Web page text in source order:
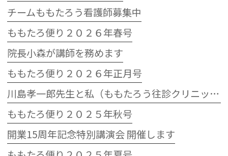
チームももたろう看護師募集中
ももたろ便り２０２６年春号
院長小森が講師を務めます
ももたろ便り２０２６年正月号
川島孝一郎先生と私（ももたろう往診クリニック開院15周年記念特別講演会）
ももたろ便り２０２５年秋号
開業15周年記念特別講演会 開催します